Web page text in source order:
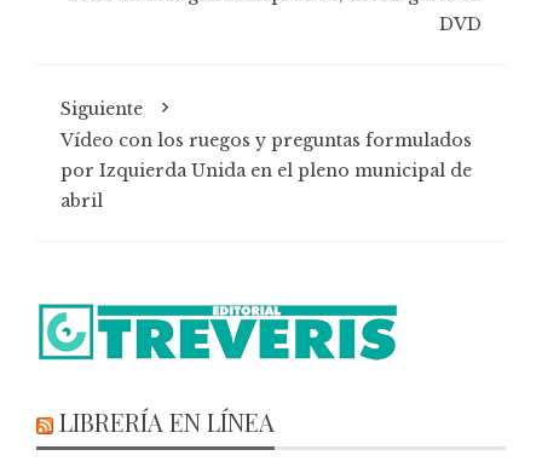
DVD
Siguiente
Vídeo con los ruegos y preguntas formulados
por Izquierda Unida en el pleno municipal de
abril
LIBRERÍA EN LÍNEA